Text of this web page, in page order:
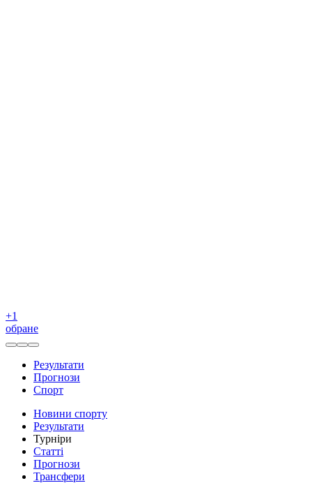
+1
обране
Результати
Прогнози
Спорт
Новини спорту
Результати
Турніри
Статті
Прогнози
Трансфери